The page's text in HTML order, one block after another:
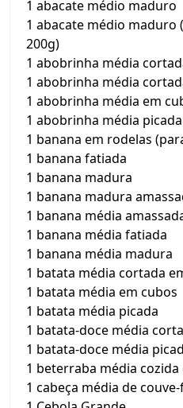
1 abacate médio maduro
1 abacate médio
200g)
1 abobrinha média
1 abobrinha média
1 abobrinha média em
1 abobrinha média picada
1 banana em rodelas
1 banana fatiada
1 banana madura
1 banana madura
1 banana média
1 banana média fatiada
1 banana média madura
1 batata média cortada
1 batata média em cubos
1 batata média picada
1 batata-doce média
1 batata-doce média
1 beterraba média cozida
1 cabeça média de